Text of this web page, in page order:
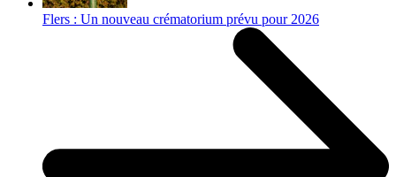
Flers : Un nouveau crématorium prévu pour 2026